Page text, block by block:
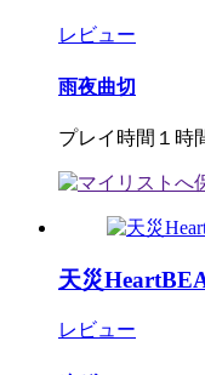
レビュー
雨夜曲切
プレイ時間１時
天災
レビュー